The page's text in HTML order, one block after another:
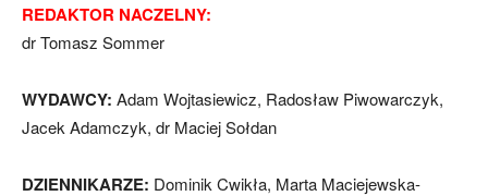
REDAKTOR NACZELNY:
dr Tomasz Sommer
WYDAWCY: Adam Wojtasiewicz, Radosław Piwowarczyk,
Jacek Adamczyk, dr Maciej Sołdan
DZIENNIKARZE: Dominik Cwikła, Marta Maciejewska-